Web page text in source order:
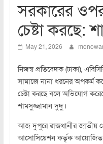
সরকারের
চেষ্টা করছে:
May 21, 2026
নিজস্ব প্রতিবেদক (ঢাকা),
সামাজে নানা ধরনের অপকর্ম
চেষ্টা করছে বলে অভিযোগ
শামসুজ্জামান দুদু।
আজ দুপুরে রাজধানীর জাতীয়
আসোসিয়েশন কর্তৃক